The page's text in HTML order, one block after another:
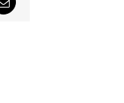
Email